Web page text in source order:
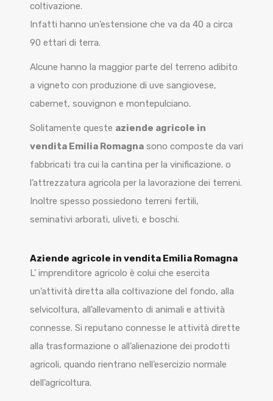
coltivazione.
Infatti hanno un’estensione che va da 40 a circa
90 ettari di terra.
Alcune hanno la maggior parte del terreno adibito
a vigneto con produzione di uve sangiovese,
cabernet, souvignon e montepulciano.
Solitamente queste aziende agricole in
vendita Emilia Romagna sono composte da vari
fabbricati tra cui la cantina per la vinificazione. o
l’attrezzatura agricola per la lavorazione dei terreni.
Inoltre spesso possiedono terreni fertili,
seminativi arborati, uliveti, e boschi.
Aziende agricole in vendita Emilia Romagna
L’ imprenditore agricolo è colui che esercita
un’attività diretta alla coltivazione del fondo, alla
selvicoltura, all’allevamento di animali e attività
connesse. Si reputano connesse le attività dirette
alla trasformazione o all’alienazione dei prodotti
agricoli, quando rientrano nell’esercizio normale
dell’agricoltura.